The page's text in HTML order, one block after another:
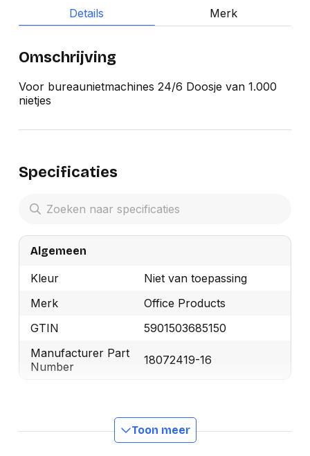
Details Merk
Omschrijving
Voor bureaunietmachines 24/6 Doosje van 1.000
nietjes
Specificaties
Algemeen
Kleur
Niet van toepassing
Merk
Office Products
GTIN
5901503685150
Manufacturer Part
Number
18072419-16
Lengte
70 mm
Toon meer